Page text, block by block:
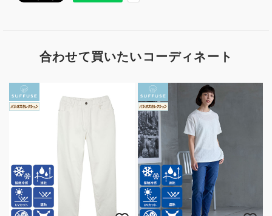
合わせて買いたいコーディネート